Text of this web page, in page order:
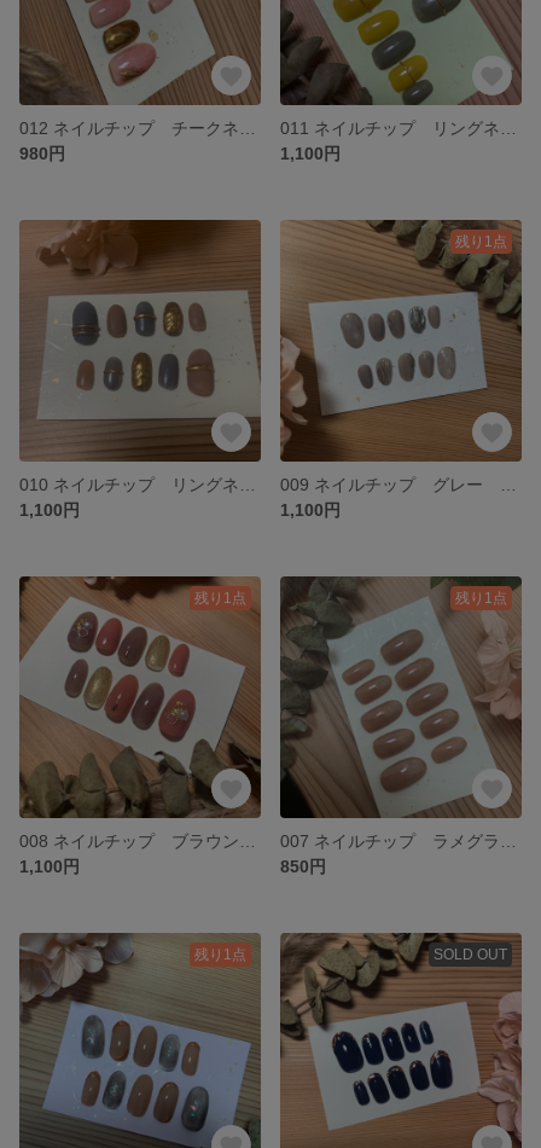
980円
1,100円
1,100円
残り1点
1,100円
残り1点
1,100円
残り1点
850円
残り1点 SOLD OUT